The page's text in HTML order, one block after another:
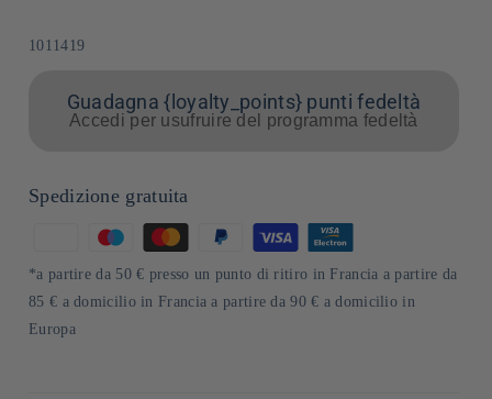
SKU:
1011419
Guadagna {loyalty_points} punti fedeltà
Accedi per usufruire del programma fedeltà
Spedizione gratuita
di
pagamento
*a partire da 50 € presso un punto di ritiro in Francia a partire da
85 € a domicilio in Francia a partire da 90 € a domicilio in
Europa